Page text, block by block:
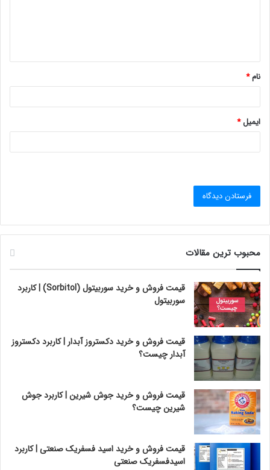
*
نام*
ایمیل*
محبوب ترین مقالات
قیمت فروش و خرید سوربیتول (Sorbitol) | کاربرد
سوربیتول
قیمت فروش و خرید دکستروز آبدار | کاربرد دکستروز
آبدار چیست؟
قیمت فروش و خرید جوش شیرین | کاربرد جوش
شیرین چیست؟
قیمت فروش و خرید اسید فسفریک صنعتی | کاربرد
اسیدفسفریک صنعتی